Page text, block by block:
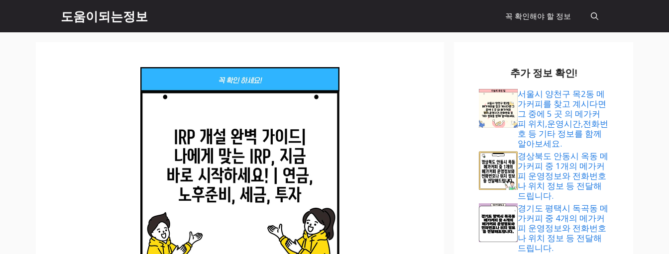
츠
도움이되는정보 꼭 확인해야 할 정보
추가 정보 확인!
서울시 양천구 목2동 메
가커피를 찾고 계시다면
그 중에 5 곳 의 메가커
피 위치,운영시간,전화번
호 등 기타 정보를 함께
알아보세요.
경상북도 안동시 옥동 메
가커피 중 1개의 메가커
피 운영정보와 전화번호
나 위치 정보 등 전달해
드립니다.
경기도 평택시 독곡동 메
가커피 중 4개의 메가커
피 운영정보와 전화번호
나 위치 정보 등 전달해
드립니다.